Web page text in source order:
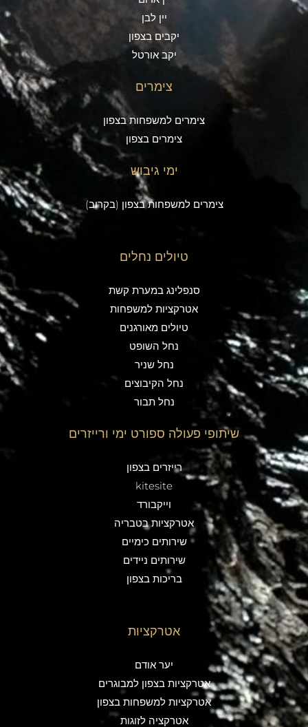
יין לבן
יקבים בצפון
יקב אורטל
צימרים
צימרים למשפחות בצפון
צימרים בצפון
ימי גיבוש
צימרים למשפחות בצפון (בקרוב)
טיולים נחלים
סנפלינג במערת קשת
אטרקציות למשפחות
טיולים מאורגנים
נחל השופט
נחל שניר
נחל הקיבוצים
נחל תבור
שיתופי פעולה ספורט ימי ורייזרים
רייזרים בצפון
kitesite
וייקבורד
אטרקציות בטבריה
שירותים כימיים
שירותים ניידים
בריכות בצפון
אטרקציות
יער אודם
אטרקציות בצפון למבוגרים
אטרקציות למשפחות בצפון
אטרקציה לזוגות